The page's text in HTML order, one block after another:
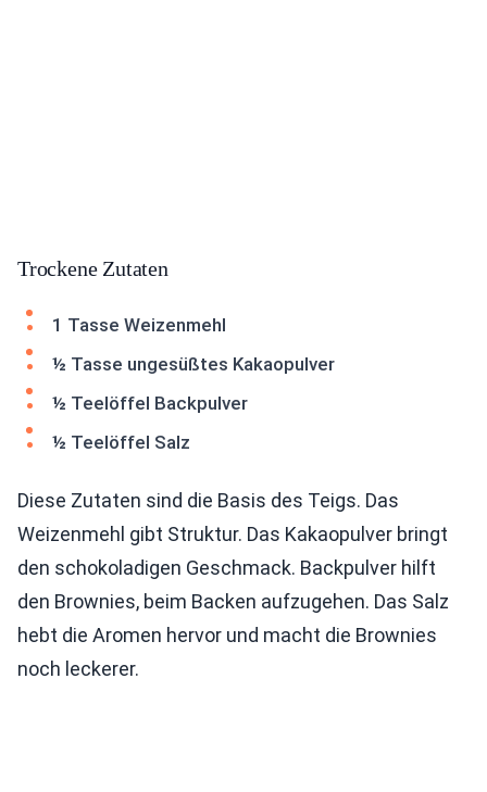
Trockene Zutaten
1 Tasse Weizenmehl
½ Tasse ungesüßtes Kakaopulver
½ Teelöffel Backpulver
½ Teelöffel Salz
Diese Zutaten sind die Basis des Teigs. Das
Weizenmehl gibt Struktur. Das Kakaopulver bringt
den schokoladigen Geschmack. Backpulver hilft
den Brownies, beim Backen aufzugehen. Das Salz
hebt die Aromen hervor und macht die Brownies
noch leckerer.